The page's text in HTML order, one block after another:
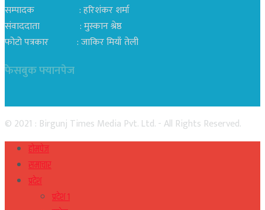
सम्पादक : हरिशंकर शर्मा
संवाददाता : मुस्कान श्रेष्ठ
फोटो पत्रकार : जाकिर मियाँ तेली
फेसबुक फ्यानपेज
© 2021 : Birgunj Times Media Pvt. Ltd. - All Rights Reserved.
होमपेज
समाचार
प्रदेश
प्रदेश १